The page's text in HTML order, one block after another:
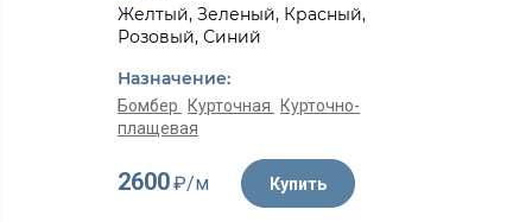
Желтый, Зеленый, Красный,
Розовый, Синий
Назначение:
Бомбер Курточная
Курточно-
плащевая
2600₽/м Купить